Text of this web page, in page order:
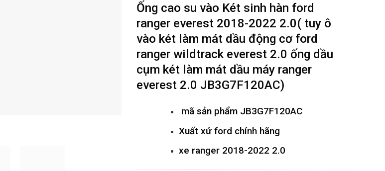
Ống cao su vào Két sinh hàn ford
ranger everest 2018-2022 2.0( tuy ô
vào két làm mát dầu động cơ ford
ranger wildtrack everest 2.0 ống dầu
cụm két làm mát dầu máy ranger
everest 2.0 JB3G7F120AC)
mã sản phẩm JB3G7F120AC
Xuất xứ ford chính hãng
xe ranger 2018-2022 2.0